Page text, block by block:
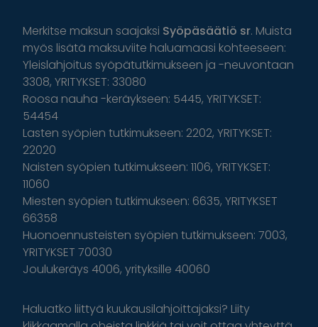
Merkitse maksun saajaksi Syöpäsäätiö sr. Muista
myös lisätä maksuviite haluamaasi kohteeseen:
Yleislahjoitus syöpätutkimukseen ja -neuvontaan
3308, YRITYKSET: 33080
Roosa nauha -keräykseen: 5445, YRITYKSET:
54454
Lasten syöpien tutkimukseen: 2202, YRITYKSET:
22020
Naisten syöpien tutkimukseen: 1106, YRITYKSET:
11060
Miesten syöpien tutkimukseen: 6635, YRITYKSET
66358
Huonoennusteisten syöpien tutkimukseen: 7003,
YRITYKSET 70030
Joulukeräys 4006, yrityksille 40060
Haluatko liittyä kuukausilahjoittajaksi? Liity